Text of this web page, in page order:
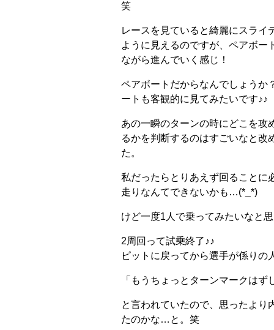
笑
レースを見ていると綺麗にスライ
ように見えるのですが、ペアボー
ながら進んでいく感じ！
ペアボートだからなんでしょうか
ートも客観的に見てみたいです♪♪
あの一瞬のターンの時にどこを攻
るかを判断するのはすごいなと改
た。
私だったらとりあえず回ることに
走りなんてできないかも…(*_*)
けど一度1人で乗ってみたいなと
2周回って試乗終了♪♪
ピットに戻ってから選手が係りの
「もうちょっとターンマークはず
と言われていたので、思ったより
たのかな…と。笑